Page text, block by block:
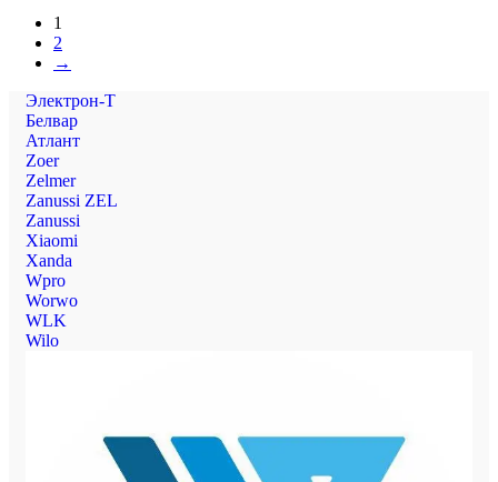
1
2
→
Электрон-Т
Белвар
Атлант
Zoer
Zelmer
Zanussi ZEL
Zanussi
Xiaomi
Xanda
Wpro
Worwo
WLK
Wilo